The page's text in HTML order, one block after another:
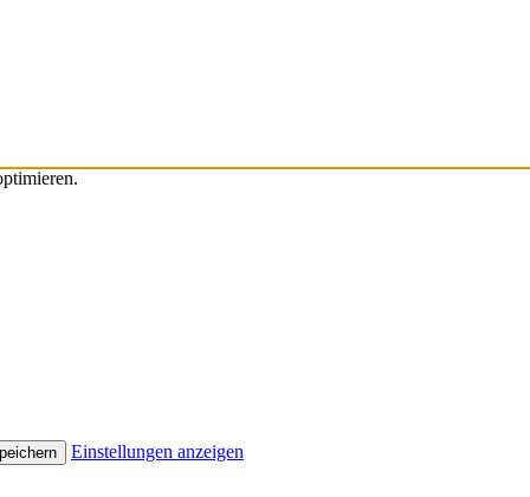
Einstellungen anzeigen